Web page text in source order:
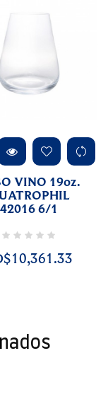
VINO 19oz.
42016 6/1